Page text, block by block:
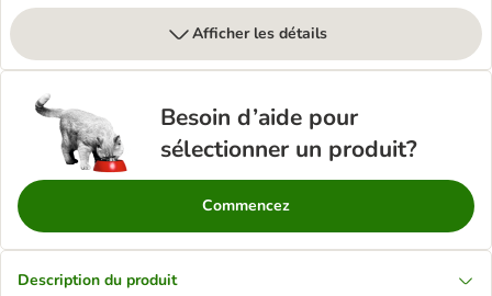
Afficher les détails
Besoin d’aide pour
sélectionner un produit?
Commencez
Description du produit